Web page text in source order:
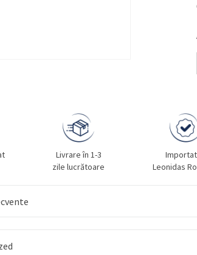
Livrare în 1-3
zile lucrătoare
Leonidas